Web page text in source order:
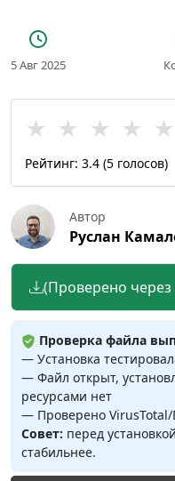
5 Авг 2025
★ ★ ★ ★ ★
Рейтинг: 3.4 (5 голосов)
Автор
Руслан
(Проверено
Проверка файла
— Установка
— Файл открыт,
ресурсами нет
— Проверено VirusTotal/
Совет: перед
стабильнее.